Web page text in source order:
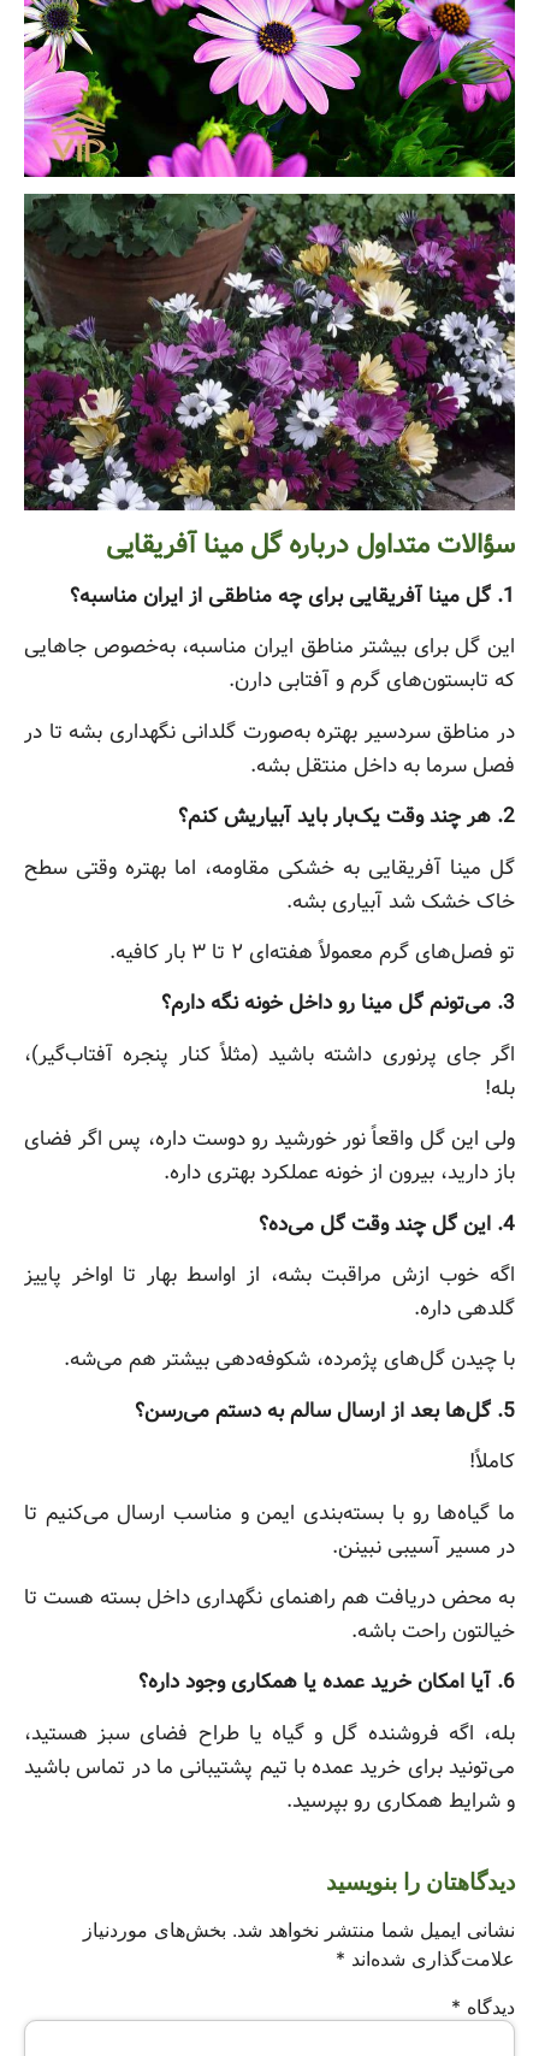
سؤالات متداول درباره گل مینا آفریقایی
1. گل مینا آفریقایی برای چه مناطقی از ایران مناسبه؟
این گل برای بیشتر مناطق ایران مناسبه، به‌خصوص جاهایی
که تابستون‌های گرم و آفتابی دارن.
در مناطق سردسیر بهتره به‌صورت گلدانی نگهداری بشه تا در
فصل سرما به داخل منتقل بشه.
2. هر چند وقت یک‌بار باید آبیاریش کنم؟
گل مینا آفریقایی به خشکی مقاومه، اما بهتره وقتی سطح
خاک خشک شد آبیاری بشه.
تو فصل‌های گرم معمولاً هفته‌ای ۲ تا ۳ بار کافیه.
3. می‌تونم گل مینا رو داخل خونه نگه دارم؟
اگر جای پرنوری داشته باشید (مثلاً کنار پنجره آفتاب‌گیر)،
بله!
ولی این گل واقعاً نور خورشید رو دوست داره، پس اگر فضای
باز دارید، بیرون از خونه عملکرد بهتری داره.
4. این گل چند وقت گل می‌ده؟
اگه خوب ازش مراقبت بشه، از اواسط بهار تا اواخر پاییز
گلدهی داره.
با چیدن گل‌های پژمرده، شکوفه‌دهی بیشتر هم می‌شه.
5. گل‌ها بعد از ارسال سالم به دستم می‌رسن؟
کاملاً!
ما گیاه‌ها رو با بسته‌بندی ایمن و مناسب ارسال می‌کنیم تا
در مسیر آسیبی نبینن.
به محض دریافت هم راهنمای نگهداری داخل بسته هست تا
خیالتون راحت باشه.
6. آیا امکان خرید عمده یا همکاری وجود داره؟
بله، اگه فروشنده گل و گیاه یا طراح فضای سبز هستید،
می‌تونید برای خرید عمده با تیم پشتیبانی ما در تماس باشید
و شرایط همکاری رو بپرسید.
دیدگاهتان را بنویسید
نشانی ایمیل شما منتشر نخواهد شد. بخش‌های موردنیاز
علامت‌گذاری شده‌اند *
دیدگاه *